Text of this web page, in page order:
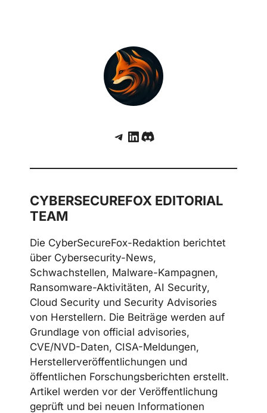
Telegram
LinkedIn
Discord
CYBERSECUREFOX EDITORIAL
TEAM
Die CyberSecureFox-Redaktion berichtet
über Cybersecurity-News,
Schwachstellen, Malware-Kampagnen,
Ransomware-Aktivitäten, AI Security,
Cloud Security und Security Advisories
von Herstellern. Die Beiträge werden auf
Grundlage von official advisories,
CVE/NVD-Daten, CISA-Meldungen,
Herstellerveröffentlichungen und
öffentlichen Forschungsberichten erstellt.
Artikel werden vor der Veröffentlichung
geprüft und bei neuen Informationen